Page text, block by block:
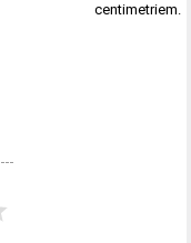
centimetriem.